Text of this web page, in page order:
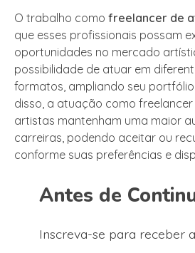
O trabalho como freelancer de
que esses profissionais possam
oportunidades no mercado
possibilidade de atuar em
formatos, ampliando seu portfólio
disso, a atuação como
artistas mantenham uma maior
carreiras, podendo aceitar ou
conforme suas preferências e
Antes de
Inscreva-se para receber